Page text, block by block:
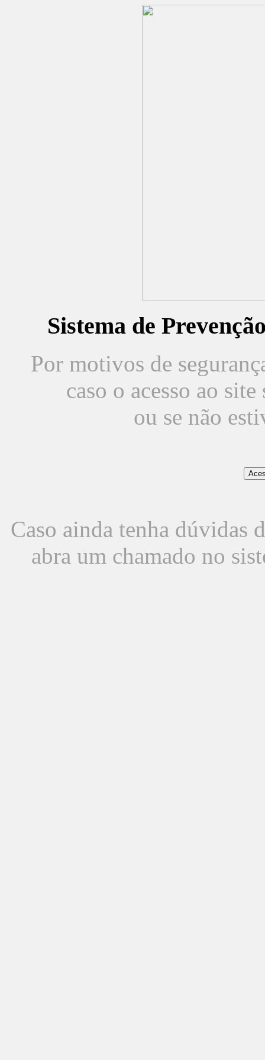
Sistema de
Por motivos de
caso o acesso ao
ou se não
Caso ainda tenha dúvidas
abra um chamado no